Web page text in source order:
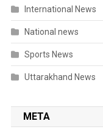
International News
National news
Sports News
Uttarakhand News
META